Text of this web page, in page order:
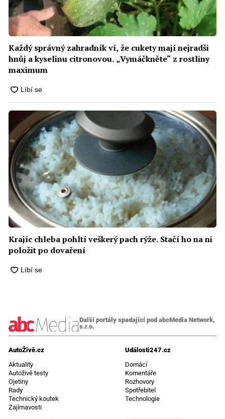
Každý správný zahradník ví, že cukety mají nejradši
hnůj a kyselinu citronovou. „Vymáčkněte“ z rostliny
maximum
Krajíc chleba pohltí veškerý pach rýže. Stačí ho na ni
položit po dovaření
Další portály spadající pod abcMedia Network,
s.r.o.
AutoŽivě.cz
Aktuality
Autoživě testy
Ojetiny
Rady
Technický koutek
Zajímavosti
Události247.cz
Domácí
Komentáře
Rozhovory
Spotřebitel
Technologie